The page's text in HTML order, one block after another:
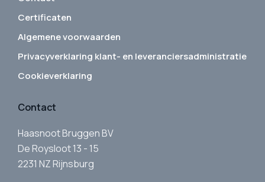
Certificaten
Algemene voorwaarden
Privacyverklaring klant- en leveranciersadministratie
Cookieverklaring
Contact
Haasnoot Bruggen BV
De Roysloot 13 - 15
2231 NZ Rijnsburg